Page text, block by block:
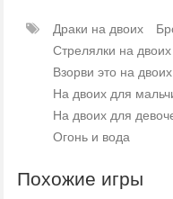
Драки на двоих
Стрелялки на двоих
Взорви это на двоих
На двоих для
На двоих для
Огонь и вода
Похожие игры